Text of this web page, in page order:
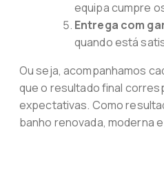
equipa cumpre
Entrega com
quando está
Ou seja, acompanhamos
que o resultado final
expectativas. Como
banho renovada, moderna